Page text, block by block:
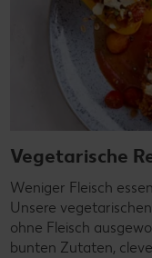
Vegetarische
Weniger Fleisch
Unsere
ohne Fleisch
bunten Zutaten,